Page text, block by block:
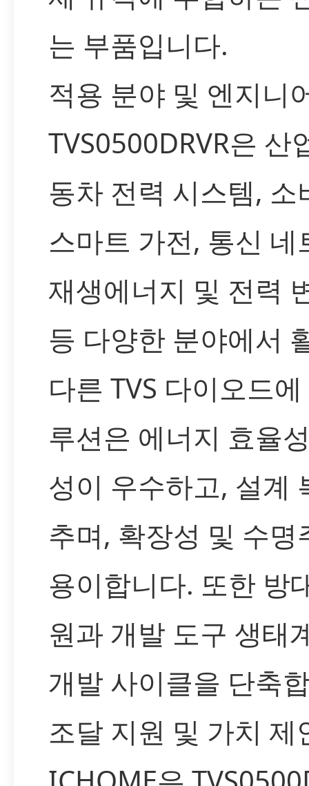
는 부품입니다.
적용 분야 및 엔지니
TVS0500DRVR은 산
동차 전력 시스템, 소
스마트 가전, 통신
재생에너지 및 전력
등 다양한 분야에서
다른 TVS 다이오드
루션은 에너지 효율
성이 우수하고, 설계
추며, 확장성 및 수명
용이합니다. 또한 방
원과 개발 도구 생태
개발 사이클을 단축
조달 지원 및 가치 제